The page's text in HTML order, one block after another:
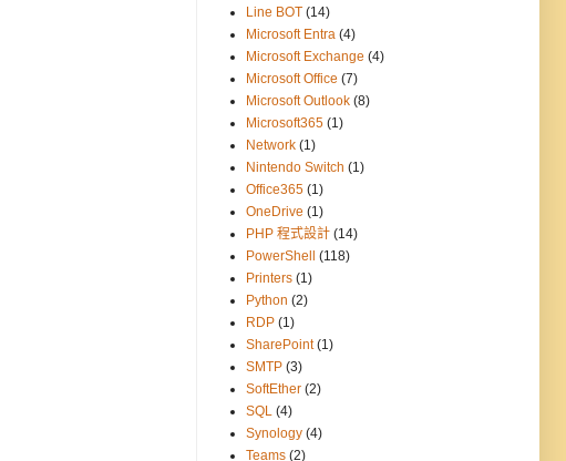
Line BOT (14)
Microsoft Entra (4)
Microsoft Exchange (4)
Microsoft Office (7)
Microsoft Outlook (8)
Microsoft365 (1)
Network (1)
Nintendo Switch (1)
Office365 (1)
OneDrive (1)
PHP 程式設計 (14)
PowerShell
(118)
Printers (1)
Python (2)
RDP (1)
SharePoint (1)
SMTP (3)
SoftEther (2)
SQL (4)
Synology (4)
Teams (2)